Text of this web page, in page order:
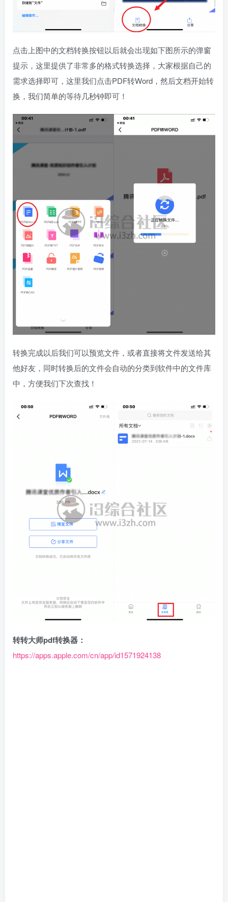
点击上图中的文档转换按钮以后就会出现如下图所示的弹窗
提示，这里提供了非常多的格式转换选择，大家根据自己的
需求选择即可，这里我们点击PDF转Word，然后文档开始转
换，我们简单的等待几秒钟即可！
转换完成以后我们可以预览文件，或者直接将文件发送给其
他好友，同时转换后的文件会自动的分类到软件中的文件库
中，方便我们下次查找！
转转大师pdf转换器：
https://apps.apple.com/cn/app/id1571924138